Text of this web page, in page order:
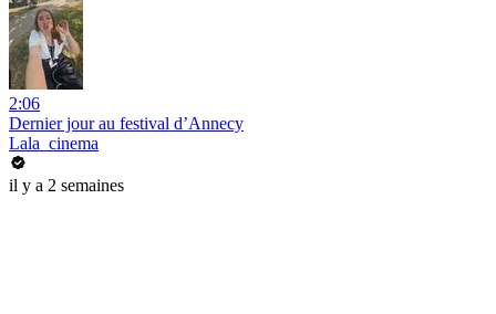
2:06
Dernier jour au festival d’Annecy
Lala_cinema
il y a 2 semaines